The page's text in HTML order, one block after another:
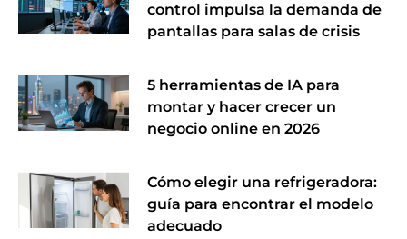
control impulsa la demanda de
pantallas para salas de crisis
5 herramientas de IA para
montar y hacer crecer un
negocio online en 2026
Cómo elegir una refrigeradora:
guía para encontrar el modelo
adecuado